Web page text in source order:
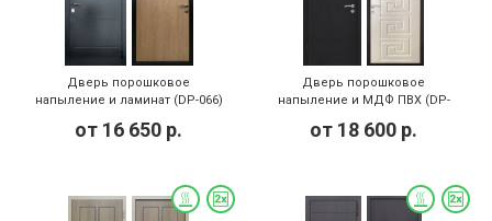
Дверь порошковое
напыление и ламинат (DP-066)
от 16 650 р.
Дверь порошковое
напыление и МДФ ПВХ (DP-
от 18 600 р.